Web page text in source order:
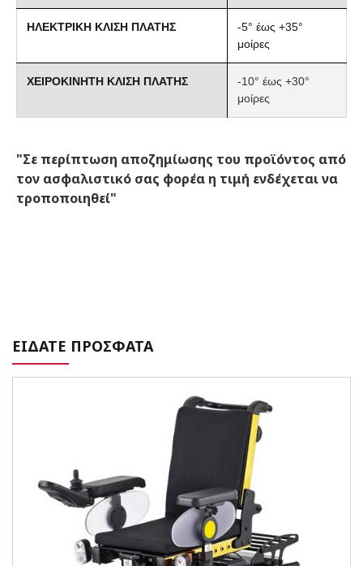
ΗΛΕΚΤΡΙΚΗ ΚΛΙΣΗ ΠΛΑΤΗΣ
-5° έως +35°
μοίρες
ΧΕΙΡΟΚΙΝΗΤΗ ΚΛΙΣΗ ΠΛΑΤΗΣ
-10° έως +30°
μοίρες
"Σε περίπτωση αποζημίωσης του προϊόντος από
τον ασφαλιστικό σας φορέα η τιμή ενδέχεται να
τροποποιηθεί"
ΕΙΔΑΤΕ ΠΡΟΣΦΑΤΑ